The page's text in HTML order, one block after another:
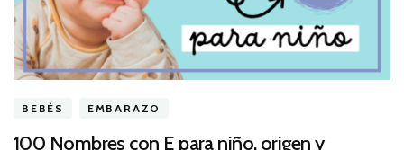
BEBÉS EMBARAZO
100 Nombres con E para niño, origen y